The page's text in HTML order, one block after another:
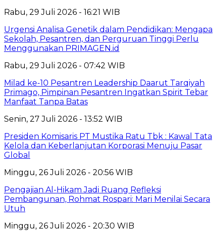
Rabu, 29 Juli 2026 - 16:21 WIB
Urgensi Analisa Genetik dalam Pendidikan: Mengapa
Sekolah, Pesantren, dan Perguruan Tinggi Perlu
Menggunakan PRIMAGEN.id
Rabu, 29 Juli 2026 - 07:42 WIB
Milad ke-10 Pesantren Leadership Daarut Tarqiyah
Primago, Pimpinan Pesantren Ingatkan Spirit Tebar
Manfaat Tanpa Batas
Senin, 27 Juli 2026 - 13:52 WIB
Presiden Komisaris PT Mustika Ratu Tbk : Kawal Tata
Kelola dan Keberlanjutan Korporasi Menuju Pasar
Global
Minggu, 26 Juli 2026 - 20:56 WIB
Pengajian Al-Hikam Jadi Ruang Refleksi
Pembangunan, Rohmat Rospari: Mari Menilai Secara
Utuh
Minggu, 26 Juli 2026 - 20:30 WIB